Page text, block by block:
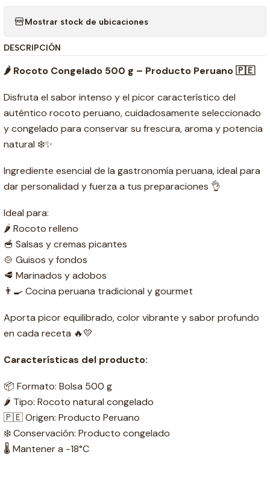
Mostrar stock de ubicaciones
DESCRIPCIÓN
🌶️ Rocoto Congelado 500 g – Producto Peruano 🇵🇪
Disfruta el sabor intenso y el picor característico del
auténtico rocoto peruano, cuidadosamente seleccionado
y congelado para conservar su frescura, aroma y potencia
natural ❄️✨
Ingrediente esencial de la gastronomía peruana, ideal para
dar personalidad y fuerza a tus preparaciones 👌
Ideal para:
🌶️ Rocoto relleno
🥣 Salsas y cremas picantes
🍲 Guisos y fondos
🥩 Marinados y adobos
👨‍🍳 Cocina peruana tradicional y gourmet
Aporta picor equilibrado, color vibrante y sabor profundo
en cada receta 🔥💛
Características del producto:
📦 Formato: Bolsa 500 g
🌶️ Tipo: Rocoto natural congelado
🇵🇪 Origen: Producto Peruano
❄️ Conservación: Producto congelado
🌡️ Mantener a -18°C